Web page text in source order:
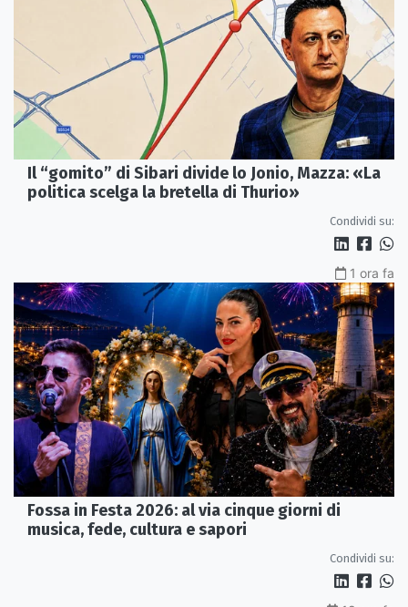
Il “gomito” di Sibari divide lo Jonio, Mazza: «La
politica scelga la bretella di Thurio»
Condividi su:
1 ora fa
Fossa in Festa 2026: al via cinque giorni di
musica, fede, cultura e sapori
Condividi su: